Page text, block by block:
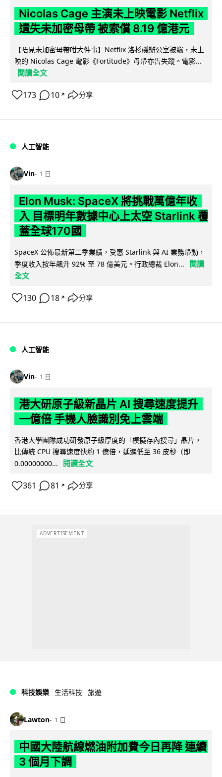
Nicolas Cage 主演未上映電影 Netflix
遺失未加密母帶 被索償 8.19 億港元
【唔見未加密母帶咁大件事】Netflix 洛杉磯辦公室被竊，未上
映的 Nicolas Cage 電影《Fortitude》母帶亦告失蹤。電影...
閱讀全文
173 10 ↗ 分享
人工智能
Vin 1 日
Elon Musk: SpaceX 將挑戰萬億年收
入 目標明年數據中心上太空 Starlink 覆
蓋全球170國
SpaceX 公佈最新第二季業績，受惠 Starlink 與 AI 業務帶動，
季度收入按年飆升 92% 至 78 億美元。行政總裁 Elon...
閱讀
全文
130 18 ↗ 分享
人工智能
Vin 1 日
港大研原子級新晶片 AI 搜尋速度提升
一億倍 手機人臉識別免上雲端
香港大學團隊成功研發原子級厚度的「模擬存內搜尋」晶片，
比傳統 CPU 搜尋速度快約 1 億倍，延遲低至 36 皮秒（即
0.00000000...
閱讀全文
361 81 ↗ 分享
ADVERTISEMENT
科技娛樂 生活科技 旅遊
Lawton 1 日
中國大陸航線燃油附加費今日再降 連續
3 個月下調